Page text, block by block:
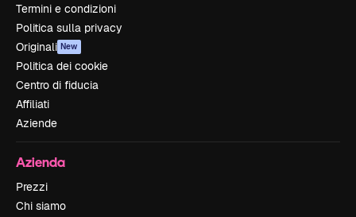
Termini e condizioni
Politica sulla privacy
Originali New
Politica dei cookie
Centro di fiducia
Affiliati
Aziende
Azienda
Prezzi
Chi siamo